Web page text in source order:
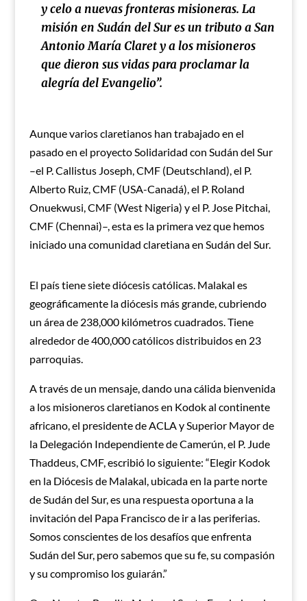
y celo a nuevas fronteras misioneras. La
misión en Sudán del Sur es un tributo a San
Antonio María Claret y a los misioneros
que dieron sus vidas para proclamar la
alegría del Evangelio”.
Aunque varios claretianos han trabajado en el
pasado en el proyecto Solidaridad con Sudán del Sur
–el P. Callistus Joseph, CMF (Deutschland), el P.
Alberto Ruiz, CMF (USA-Canadá), el P. Roland
Onuekwusi, CMF (West Nigeria) y el P. Jose Pitchai,
CMF (Chennai)–, esta es la primera vez que hemos
iniciado una comunidad claretiana en Sudán del Sur.
El país tiene siete diócesis católicas. Malakal es
geográficamente la diócesis más grande, cubriendo
un área de 238,000 kilómetros cuadrados. Tiene
alrededor de 400,000 católicos distribuidos en 23
parroquias.
A través de un mensaje, dando una cálida bienvenida
a los misioneros claretianos en Kodok al continente
africano, el presidente de ACLA y Superior Mayor de
la Delegación Independiente de Camerún, el P. Jude
Thaddeus, CMF, escribió lo siguiente: “Elegir Kodok
en la Diócesis de Malakal, ubicada en la parte norte
de Sudán del Sur, es una respuesta oportuna a la
invitación del Papa Francisco de ir a las periferias.
Somos conscientes de los desafíos que enfrenta
Sudán del Sur, pero sabemos que su fe, su compasión
y su compromiso los guiarán.”